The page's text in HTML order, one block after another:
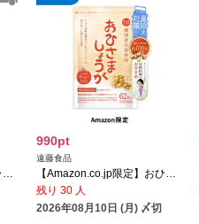
【Amazon.co.jp限定】カラダにおいしいファスティング 3種12本 (カカオ・ハニー・ベリー)
990pt
遠藤食品
【Amazon.co.jp限定】おひさましょうが しょうがカプセル 国産生姜使用 62粒入り
残り 30 人
2026年08月10日 (月) 〆切